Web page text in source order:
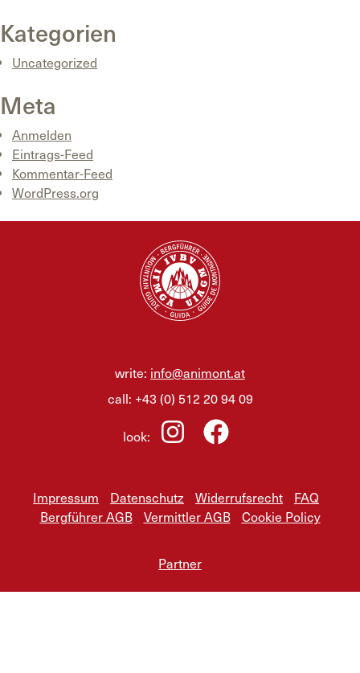
Kategorien
Uncategorized
Meta
Anmelden
Eintrags-Feed
Kommentar-Feed
WordPress.org
write: info@animont.at
call: +43 (0) 512 20 94 09
look:
Impressum Datenschutz Widerrufsrecht
FAQ
Bergführer AGB
Vermittler AGB Cookie Policy
Partner